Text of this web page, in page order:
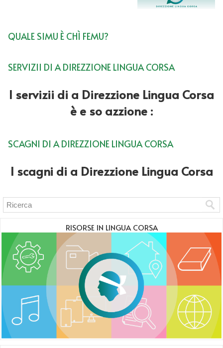
QUALE SIMU È CHÌ FEMU?
SERVIZII DI A DIREZZIONE LINGUA CORSA
I servizii di a Direzzione Lingua Corsa
è e so azzione :
SCAGNI DI A DIREZZIONE LINGUA CORSA
I scagni di a Direzzione Lingua Corsa
RISORSE IN LINGUA CORSA